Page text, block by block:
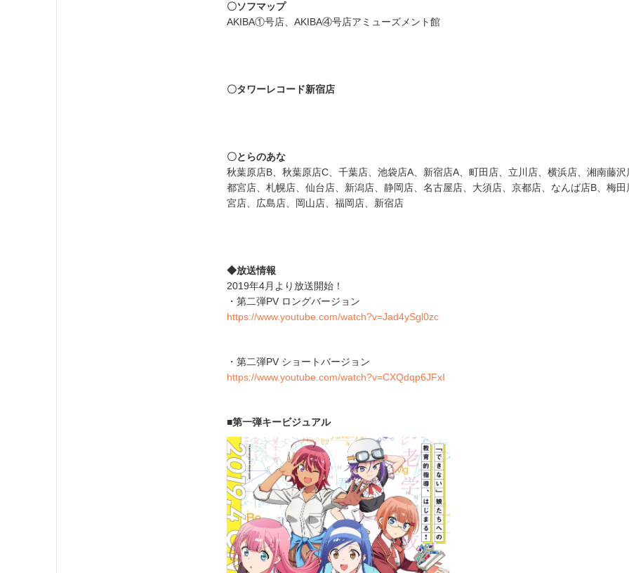
〇ソフマップ
AKIBA①号店、AKIBA④号店アミューズメント館
〇タワーレコード新宿店
〇とらのあな
秋葉原店B、秋葉原店C、千葉店、池袋店A、新宿店A、町田店、立川店、横浜店、湘南藤沢
都宮店、札幌店、仙台店、新潟店、静岡店、名古屋店、大須店、京都店、なんば店B、梅田
宮店、広島店、岡山店、福岡店、新宿店
◆放送情報
2019年4月より放送開始！
・第二弾PV ロングバージョン
https://www.youtube.com/watch?v=Jad4ySgl0zc
・第二弾PV ショートバージョン
https://www.youtube.com/watch?v=CXQdqp6JFxI
■第一弾キービジュアル